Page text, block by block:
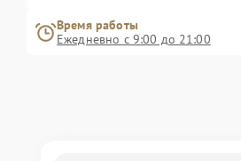
Время работы
Ежедневно с 9:00 до 21:00